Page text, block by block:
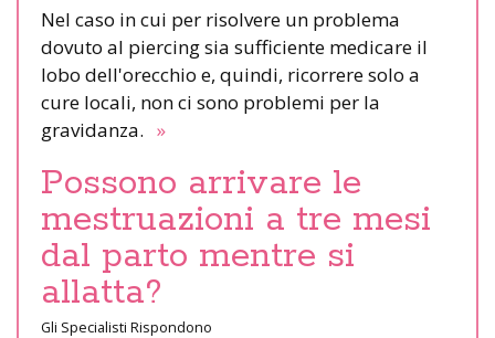
Nel caso in cui per risolvere un problema
dovuto al piercing sia sufficiente medicare il
lobo dell'orecchio e, quindi, ricorrere solo a
cure locali, non ci sono problemi per la
gravidanza. »
Possono arrivare le
mestruazioni a tre mesi
dal parto mentre si
allatta?
Gli Specialisti Rispondono